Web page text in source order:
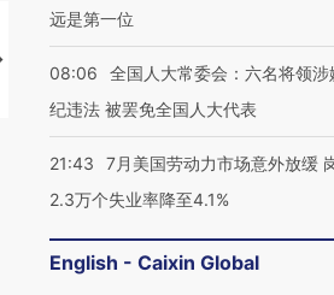
【推广】走进第四届链博
会，让数智科技“链”接产
【特别呈现】寻找100
有意思的生活方式·第三
远是第一位
08:06
全国人大常委会：六名将领涉
纪违法 被罢免全国人大代表
21:43
7月美国劳动力市场意外放缓
2.3万个失业率降至4.1%
English - Caixin Global